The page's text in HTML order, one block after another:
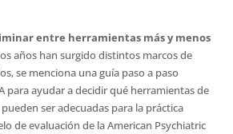
entre herramientas más y menos
años han surgido distintos marcos de
se menciona una guía paso a paso
para ayudar a decidir qué herramientas de
ser adecuadas para la práctica
de evaluación de la American Psychiatric